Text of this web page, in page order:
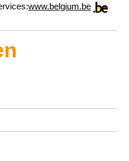
www.belgium.be